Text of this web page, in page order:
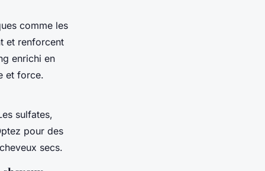
comme les
et renforcent
enrichi en
et force.
sulfates,
pour des
secs.